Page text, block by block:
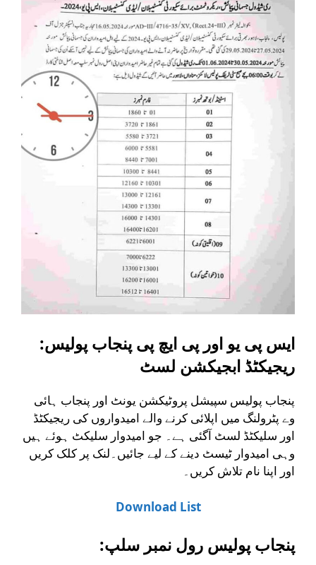
:ایس پی یو اور پی ایچ پی پنجاب پولیس
ریجیکٹڈ ابجیکشن لسٹ
پنجاب پولیس سپیشل پروٹیکشن یونٹ اور پنجاب ہائی
وے پٹرولنگ میں اپلائی کرنے والے امیدواروں کی ریجیکٹڈ
اور سلیکٹڈ لسٹ آگئی ہے۔ جو امیدوار سلیکٹ ہوئے ہیں
وہی امیدوار ٹیسٹ دینے کے لیے جائیں۔لنک پر کلک کریں
اور اپنا نام تلاش کریں۔
Download List
:پنجاب پولیس رول نمبر سلپ